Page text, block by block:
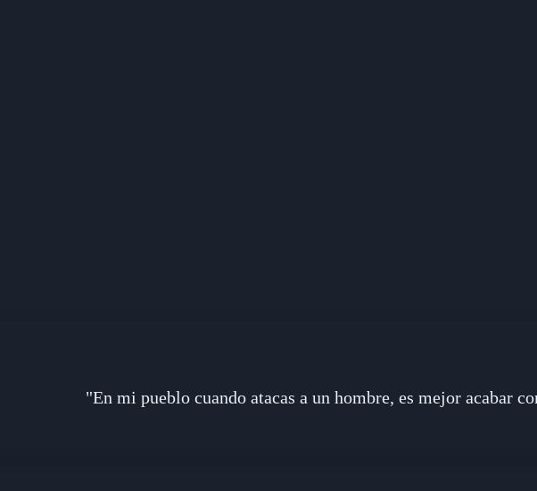
"En mi pueblo cuando atacas a un hombre, es mejor acabar